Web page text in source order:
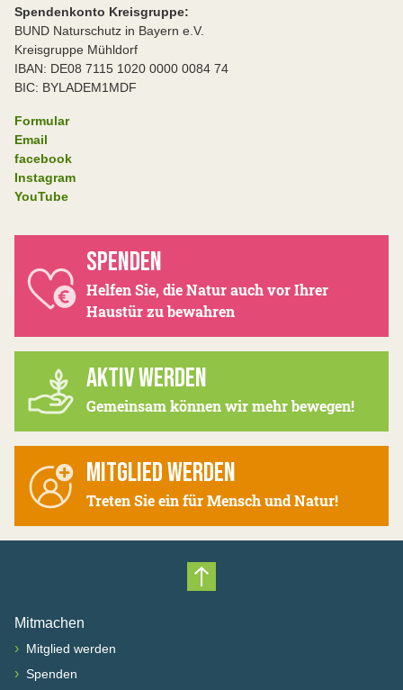
Spendenkonto Kreisgruppe:
BUND Naturschutz in Bayern e.V.
Kreisgruppe Mühldorf
IBAN: DE08 7115 1020 0000 0084 74
BIC: BYLADEM1MDF
Formular
Email
facebook
Instagram
YouTube
SPENDEN
Helfen Sie, die Natur auch vor Ihrer
Haustür zu bewahren
AKTIV WERDEN
Gemeinsam können wir mehr bewegen!
MITGLIED WERDEN
Treten Sie ein für Mensch und Natur!
Nach oben scrollen
Mitmachen
› Mitglied werden
› Spenden